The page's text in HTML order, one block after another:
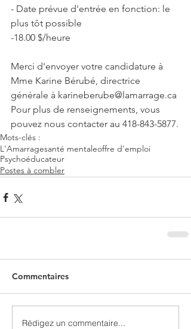
- Date prévue d'entrée en fonction: le
plus tôt possible
-18.00 $/heure
Merci d'envoyer votre candidature à
Mme Karine Bérubé, directrice
générale à karineberube@lamarrage.ca
Pour plus de renseignements, vous
pouvez nous contacter au 418-843-5877.
Mots-clés :
L'Amarragesanté mentaleoffre d'emploi
Psychoéducateur
Postes à combler
Commentaires
Rédigez un commentaire...